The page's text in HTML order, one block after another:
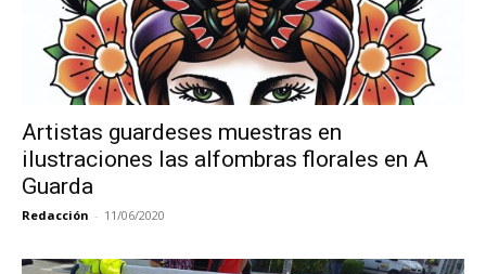
Artistas guardeses muestras en
ilustraciones las alfombras florales en A
Guarda
Redacción - 11/06/2020